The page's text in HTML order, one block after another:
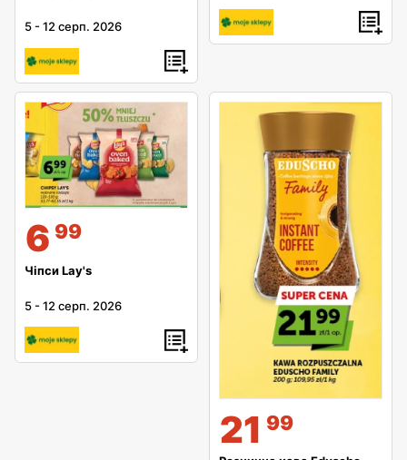
5 -12 серп. 2026
6 99
Чіпси Lay's
5 -12 серп. 2026
21 99